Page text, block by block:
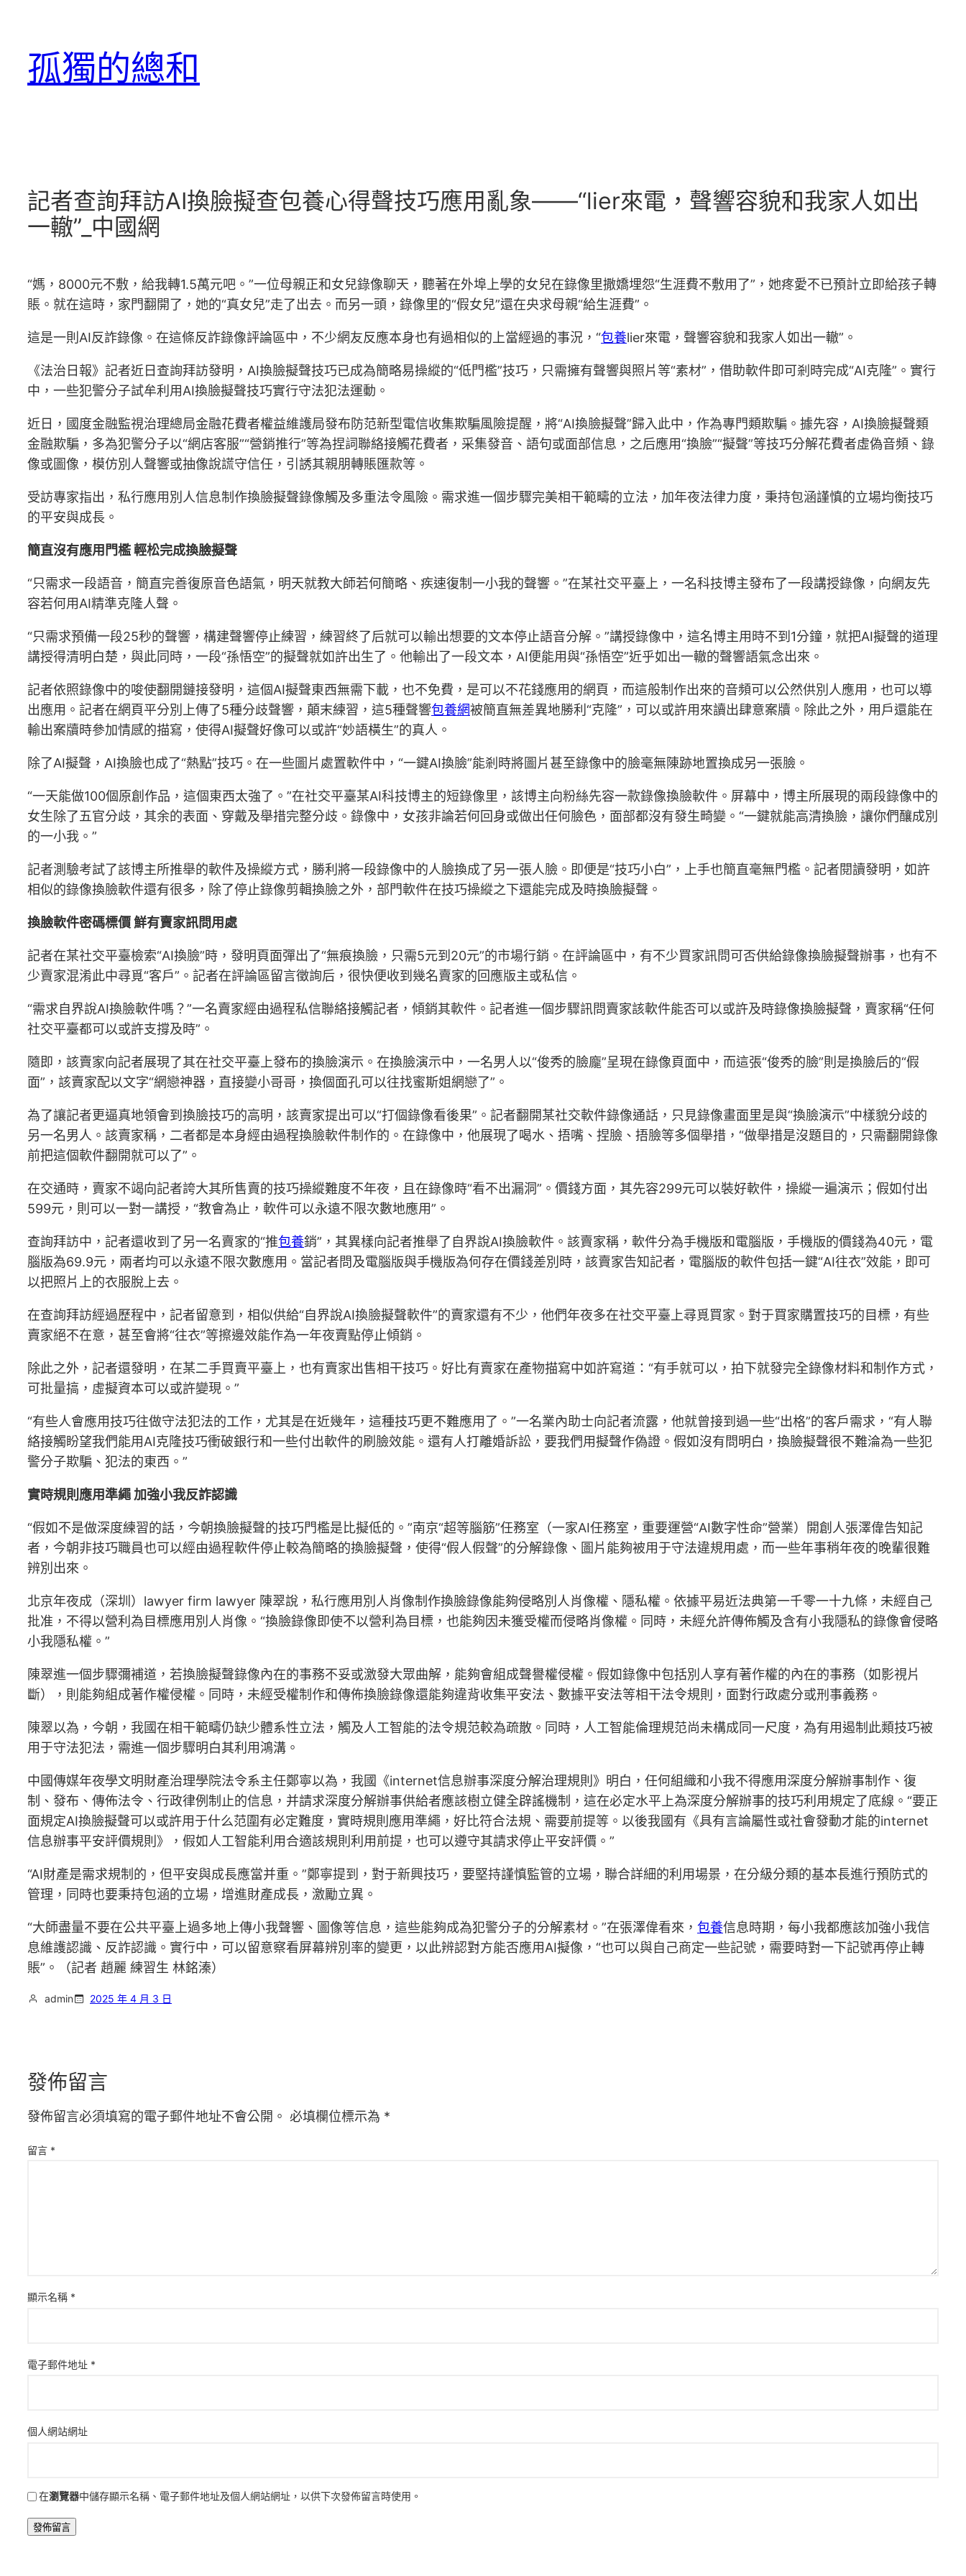
孤獨的總和
記者查詢拜訪AI換臉擬查包養心得聲技巧應用亂象——“lier來電，聲響容貌和我家人如出
一轍”_中國網
“媽，8000元不敷，給我轉1.5萬元吧。”一位母親正和女兒錄像聊天，聽著在外埠上學的女兒在錄像里撒嬌埋怨“生涯費不敷用了”，她疼愛不已預計立即給孩子轉
賬。就在這時，家門翻開了，她的“真女兒”走了出去。而另一頭，錄像里的“假女兒”還在央求母親“給生涯費”。
這是一則AI反詐錄像。在這條反詐錄像評論區中，不少網友反應本身也有過相似的上當經過的事況，“包養lier來電，聲響容貌和我家人如出一轍”。
《法治日報》記者近日查詢拜訪發明，AI換臉擬聲技巧已成為簡略易操縱的“低門檻”技巧，只需擁有聲響與照片等“素材”，借助軟件即可剎時完成“AI克隆”。實行
中，一些犯警分子試牟利用AI換臉擬聲技巧實行守法犯法運動。
近日，國度金融監視治理總局金融花費者權益維護局發布防范新型電信收集欺騙風險提醒，將“AI換臉擬聲”歸入此中，作為專門類欺騙。據先容，AI換臉擬聲類
金融欺騙，多為犯警分子以“網店客服”“營銷推行”等為捏詞聯絡接觸花費者，采集發音、語句或面部信息，之后應用“換臉”“擬聲”等技巧分解花費者虛偽音頻、錄
像或圖像，模仿別人聲響或抽像說謊守信任，引誘其親朋轉賬匯款等。
受訪專家指出，私行應用別人信息制作換臉擬聲錄像觸及多重法令風險。需求進一個步驟完美相干範疇的立法，加年夜法律力度，秉持包涵謹慎的立場均衡技巧
的平安與成長。
簡直沒有應用門檻 輕松完成換臉擬聲
“只需求一段語音，簡直完善復原音色語氣，明天就教大師若何簡略、疾速復制一小我的聲響。”在某社交平臺上，一名科技博主發布了一段講授錄像，向網友先
容若何用AI精準克隆人聲。
“只需求預備一段25秒的聲響，構建聲響停止練習，練習終了后就可以輸出想要的文本停止語音分解。”講授錄像中，這名博主用時不到1分鐘，就把AI擬聲的道理
講授得清明白楚，與此同時，一段“孫悟空”的擬聲就如許出生了。他輸出了一段文本，AI便能用與“孫悟空”近乎如出一轍的聲響語氣念出來。
記者依照錄像中的唆使翻開鏈接發明，這個AI擬聲東西無需下載，也不免費，是可以不花錢應用的網頁，而這般制作出來的音頻可以公然供別人應用，也可以導
出應用。記者在網頁平分別上傳了5種分歧聲響，顛末練習，這5種聲響包養網被簡直無差異地勝利“克隆”，可以或許用來讀出肆意案牘。除此之外，用戶還能在
輸出案牘時參加情感的描寫，使得AI擬聲好像可以或許“妙語橫生”的真人。
除了AI擬聲，AI換臉也成了“熱點”技巧。在一些圖片處置軟件中，“一鍵AI換臉”能剎時將圖片甚至錄像中的臉毫無陳跡地置換成另一張臉。
“一天能做100個原創作品，這個東西太強了。”在社交平臺某AI科技博主的短錄像里，該博主向粉絲先容一款錄像換臉軟件。屏幕中，博主所展現的兩段錄像中的
女生除了五官分歧，其余的表面、穿戴及舉措完整分歧。錄像中，女孩非論若何回身或做出任何臉色，面部都沒有發生畸變。“一鍵就能高清換臉，讓你們釀成別
的一小我。”
記者測驗考試了該博主所推舉的軟件及操縱方式，勝利將一段錄像中的人臉換成了另一張人臉。即便是“技巧小白”，上手也簡直毫無門檻。記者閱讀發明，如許
相似的錄像換臉軟件還有很多，除了停止錄像剪輯換臉之外，部門軟件在技巧操縱之下還能完成及時換臉擬聲。
換臉軟件密碼標價 鮮有賣家訊問用處
記者在某社交平臺檢索“AI換臉”時，發明頁面彈出了“無痕換臉，只需5元到20元”的市場行銷。在評論區中，有不少買家訊問可否供給錄像換臉擬聲辦事，也有不
少賣家混淆此中尋覓“客戶”。記者在評論區留言徵詢后，很快便收到幾名賣家的回應版主或私信。
“需求自界說AI換臉軟件嗎？”一名賣家經由過程私信聯絡接觸記者，傾銷其軟件。記者進一個步驟訊問賣家該軟件能否可以或許及時錄像換臉擬聲，賣家稱“任何
社交平臺都可以或許支撐及時”。
隨即，該賣家向記者展現了其在社交平臺上發布的換臉演示。在換臉演示中，一名男人以“俊秀的臉龐”呈現在錄像頁面中，而這張“俊秀的臉”則是換臉后的“假
面”，該賣家配以文字“網戀神器，直接變小哥哥，換個面孔可以往找蜜斯姐網戀了”。
為了讓記者更逼真地領會到換臉技巧的高明，該賣家提出可以“打個錄像看後果”。記者翻開某社交軟件錄像通話，只見錄像畫面里是與“換臉演示”中樣貌分歧的
另一名男人。該賣家稱，二者都是本身經由過程換臉軟件制作的。在錄像中，他展現了喝水、捂嘴、捏臉、捂臉等多個舉措，“做舉措是沒題目的，只需翻開錄像
前把這個軟件翻開就可以了”。
在交通時，賣家不竭向記者誇大其所售賣的技巧操縱難度不年夜，且在錄像時“看不出漏洞”。價錢方面，其先容299元可以裝好軟件，操縱一遍演示；假如付出
599元，則可以一對一講授，“教會為止，軟件可以永遠不限次數地應用”。
查詢拜訪中，記者還收到了另一名賣家的“推包養銷”，其異樣向記者推舉了自界說AI換臉軟件。該賣家稱，軟件分為手機版和電腦版，手機版的價錢為40元，電
腦版為69.9元，兩者均可以永遠不限次數應用。當記者問及電腦版與手機版為何存在價錢差別時，該賣家告知記者，電腦版的軟件包括一鍵“AI往衣”效能，即可
以把照片上的衣服脫上去。
在查詢拜訪經過歷程中，記者留意到，相似供給“自界說AI換臉擬聲軟件”的賣家還有不少，他們年夜多在社交平臺上尋覓買家。對于買家購置技巧的目標，有些
賣家絕不在意，甚至會將“往衣”等擦邊效能作為一年夜賣點停止傾銷。
除此之外，記者還發明，在某二手買賣平臺上，也有賣家出售相干技巧。好比有賣家在產物描寫中如許寫道：“有手就可以，拍下就發完全錄像材料和制作方式，
可批量搞，虛擬資本可以或許變現。”
“有些人會應用技巧往做守法犯法的工作，尤其是在近幾年，這種技巧更不難應用了。”一名業內助士向記者流露，他就曾接到過一些“出格”的客戶需求，“有人聯
絡接觸盼望我們能用AI克隆技巧衝破銀行和一些付出軟件的刷臉效能。還有人打離婚訴訟，要我們用擬聲作偽證。假如沒有問明白，換臉擬聲很不難淪為一些犯
警分子欺騙、犯法的東西。”
實時規則應用準繩 加強小我反詐認識
“假如不是做深度練習的話，今朝換臉擬聲的技巧門檻是比擬低的。”南京“超等腦筋”任務室（一家AI任務室，重要運營“AI數字性命”營業）開創人張澤偉告知記
者，今朝非技巧職員也可以經由過程軟件停止較為簡略的換臉擬聲，使得“假人假聲”的分解錄像、圖片能夠被用于守法違規用處，而一些年事稍年夜的晚輩很難
辨別出來。
北京年夜成（深圳）lawyer firm lawyer 陳翠說，私行應用別人肖像制作換臉錄像能夠侵略別人肖像權、隱私權。依據平易近法典第一千零一十九條，未經自己
批准，不得以營利為目標應用別人肖像。“換臉錄像即使不以營利為目標，也能夠因未獲受權而侵略肖像權。同時，未經允許傳佈觸及含有小我隱私的錄像會侵略
小我隱私權。”
陳翠進一個步驟彌補道，若換臉擬聲錄像內在的事務不妥或激發大眾曲解，能夠會組成聲譽權侵權。假如錄像中包括別人享有著作權的內在的事務（如影視片
斷），則能夠組成著作權侵權。同時，未經受權制作和傳佈換臉錄像還能夠違背收集平安法、數據平安法等相干法令規則，面對行政處分或刑事義務。
陳翠以為，今朝，我國在相干範疇仍缺少體系性立法，觸及人工智能的法令規范較為疏散。同時，人工智能倫理規范尚未構成同一尺度，為有用遏制此類技巧被
用于守法犯法，需進一個步驟明白其利用鴻溝。
中國傳媒年夜學文明財產治理學院法令系主任鄭寧以為，我國《internet信息辦事深度分解治理規則》明白，任何組織和小我不得應用深度分解辦事制作、復
制、發布、傳佈法令、行政律例制止的信息，并請求深度分解辦事供給者應該樹立健全辟謠機制，這在必定水平上為深度分解辦事的技巧利用規定了底線。“要正
面規定AI換臉擬聲可以或許用于什么范圍有必定難度，實時規則應用準繩，好比符合法規、需要前提等。以後我國有《具有言論屬性或社會發動才能的internet
信息辦事平安評價規則》，假如人工智能利用合適該規則利用前提，也可以遵守其請求停止平安評價。”
“AI財產是需求規制的，但平安與成長應當并重。”鄭寧提到，對于新興技巧，要堅持謹慎監管的立場，聯合詳細的利用場景，在分級分類的基本長進行預防式的
管理，同時也要秉持包涵的立場，增進財產成長，激勵立異。
“大師盡量不要在公共平臺上過多地上傳小我聲響、圖像等信息，這些能夠成為犯警分子的分解素材。”在張澤偉看來， 包養信息時期，每小我都應該加強小我信
息維護認識、反詐認識。實行中，可以留意察看屏幕辨別率的變更，以此辨認對方能否應用AI擬像，“也可以與自己商定一些記號，需要時對一下記號再停止轉
賬”。（記者 趙麗 練習生 林銘溱）
admin 2025 年 4 月 3 日
發佈留言
發佈留言必須填寫的電子郵件地址不會公開。 必填欄位標示為 *
留言 *
顯示名稱 *
電子郵件地址 *
個人網站網址
在瀏覽器中儲存顯示名稱、電子郵件地址及個人網站網址，以供下次發佈留言時使用。